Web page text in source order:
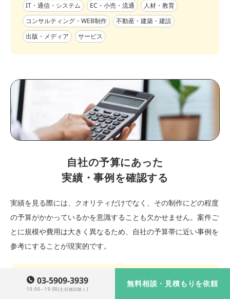
IT・通信・システム
EC・小売・流通
人材・教育
コンサルティング・WEB制作
不動産・建築・建設
出版・メディア
サービス
自社の予算にあった
実績・事例を確認する
実績を見る際には、クオリティだけでなく、その制作にどの程度
の予算がかかっているかを意識することも欠かせません。案件ご
とに規模や費用は大きく異なるため、自社の予算帯に近い事例を
参考にすることが現実的です。
価格 03-5909-3939
10:00～19:00(土日祝日除く)
無料相談・見積もりを依頼